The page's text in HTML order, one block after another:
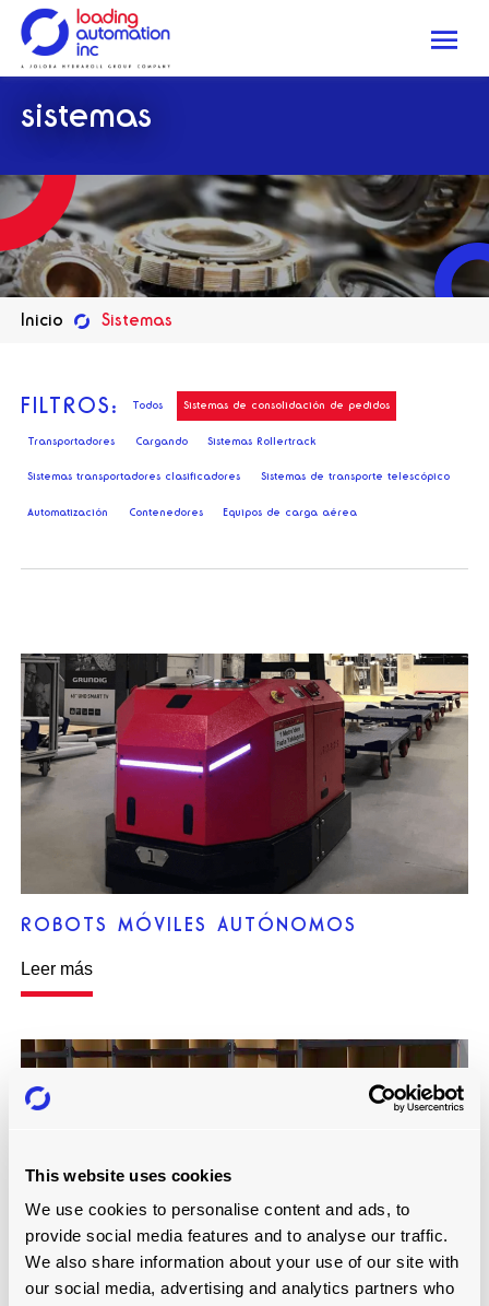
This website uses cookies
We use cookies to personalise content and ads, to
provide social media features and to analyse our traffic.
We also share information about your use of our site with
our social media, advertising and analytics partners who
Loading
Automation
Inc
sistemas
Inicio Sistemas
FILTROS: Todos Sistemas de consolidación de pedidos
Transportadores Cargando Sistemas Rollertrack
Sistemas transportadores clasificadores Sistemas de transporte telescópico
Automatización Contenedores Equipos de carga aérea
ROBOTS MÓVILES AUTÓNOMOS
Leer más